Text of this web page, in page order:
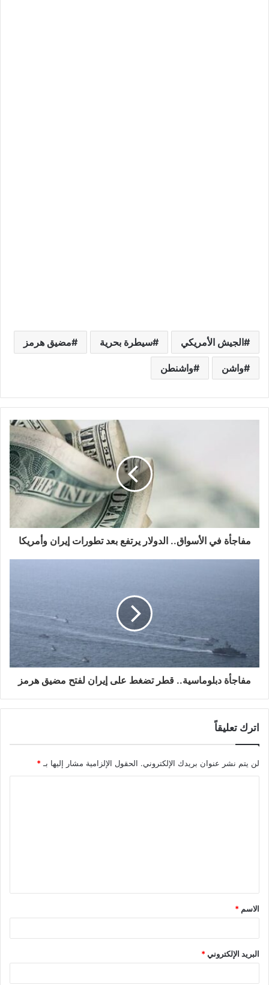
الجيش الأمريكي سيطرة بحرية مضيق هرمز
واشن واشنطن
مفاجأة في الأسواق.. الدولار يرتفع بعد تطورات إيران وأمريكا
مفاجأة دبلوماسية.. قطر تضغط على إيران لفتح مضيق هرمز
اترك تعليقاً
لن يتم نشر عنوان بريدك الإلكتروني. الحقول الإلزامية مشار إليها بـ*
الاسم *
البريد الإلكتروني*